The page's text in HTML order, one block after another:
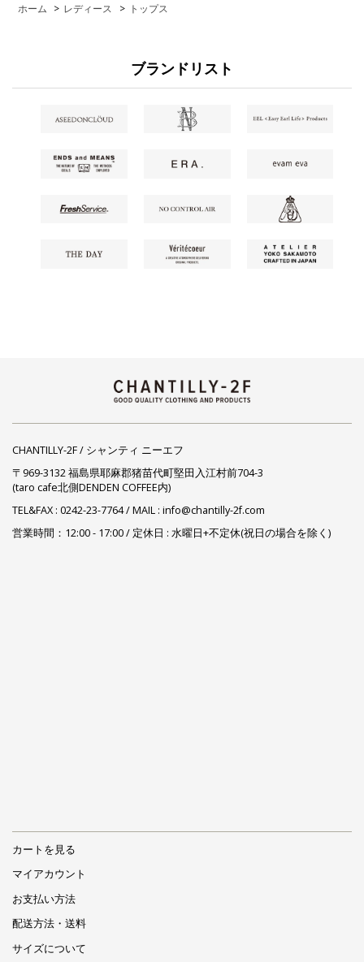
ホーム
> レディース > トップス
ブランドリスト
CHANTILLY-2F / シャンティ ニーエフ
〒969-3132 福島県耶麻郡猪苗代町堅田入江村前704-3
(taro cafe北側DENDEN COFFEE内)
TEL&FAX : 0242-23-7764/ MAIL : info@chantilly-2f.com
営業時間：12:00 - 17:00 / 定休日 : 水曜日+不定休(祝日の場合を除く)
カートを見る
マイアカウント
お支払い方法
配送方法・送料
サイズについて